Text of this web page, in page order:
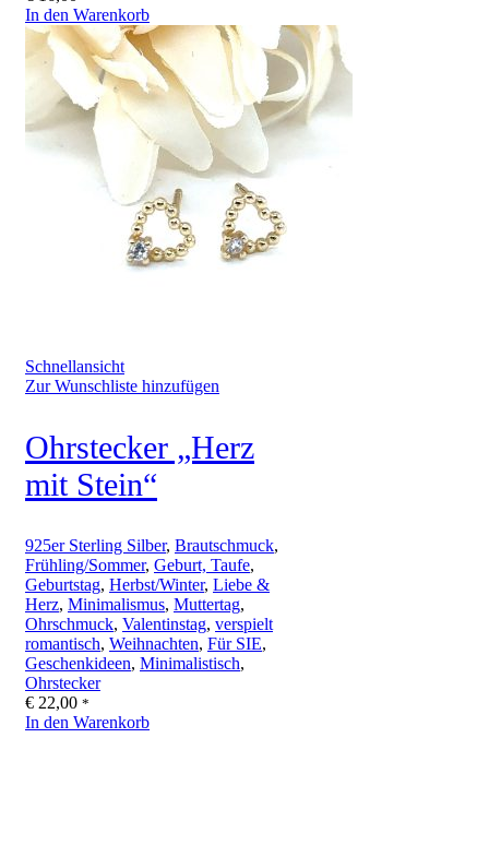
In den Warenkorb
Schnellansicht
Zur Wunschliste hinzufügen
Ohrstecker „Herz
mit Stein“
925er Sterling Silber, Brautschmuck,
Frühling/Sommer, Geburt, Taufe,
Geburtstag, Herbst/Winter, Liebe &
Herz, Minimalismus, Muttertag,
Ohrschmuck, Valentinstag, verspielt
romantisch, Weihnachten, Für SIE,
Geschenkideen, Minimalistisch,
Ohrstecker
€ 22,00 *
In den Warenkorb